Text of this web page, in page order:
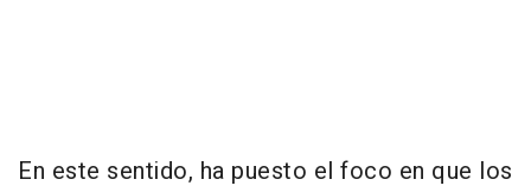
En este sentido, ha puesto el foco en que los